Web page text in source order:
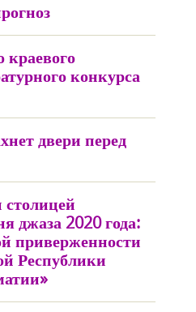
конкурса
двери перед
джаза 2020 года:
приверженности
Республики